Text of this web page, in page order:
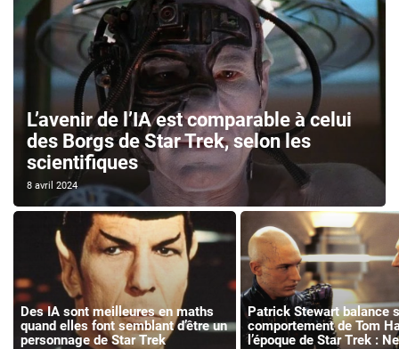
L’avenir de l’IA est comparable à celui
des Borgs de Star Trek, selon les
scientifiques
8 avril 2024
Des IA sont meilleures en maths
quand elles font semblant d’être un
personnage de Star Trek
Patrick Stewart balance
comportement de Tom
l’époque de Star Trek :